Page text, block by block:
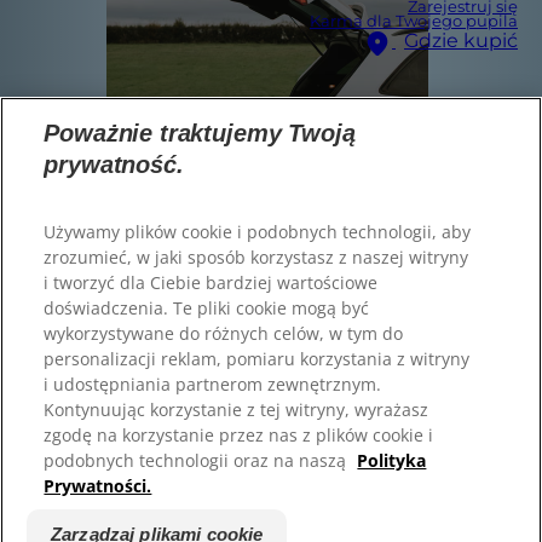
Zarejestruj się
Karma dla Twojego pupila
Gdzie kupić
Zarejestruj się
Znajdź odpowiednią
karmę dla swojego
pupila
“My dog is having trouble
jumping into the car.”
Hill’s Vet
Kariera
© 2025 Hill's Pet Nutrition, Inc.
All rights reserved.
As used herein, denotes registered trademark status
in the U.S. only; registration status in other
geographies may be different. Your use of this site is
subject to our terms.
Poważnie traktujemy Twoją
prywatność.
Używamy plików cookie i podobnych technologii, aby
zrozumieć, w jaki sposób korzystasz z naszej witryny
i tworzyć dla Ciebie bardziej wartościowe
doświadczenia. Te pliki cookie mogą być
wykorzystywane do różnych celów, w tym do
personalizacji reklam, pomiaru korzystania z witryny
i udostępniania partnerom zewnętrznym.
Kontynuując korzystanie z tej witryny, wyrażasz
zgodę na korzystanie przez nas z plików cookie i
podobnych technologii oraz na naszą Polityka
Prywatności.
Zarządzaj plikami cookie